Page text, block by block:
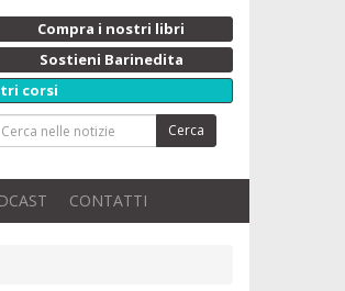
Compra i nostri libri
Sostieni Barinedita
corsi
Cerca
CONTATTI